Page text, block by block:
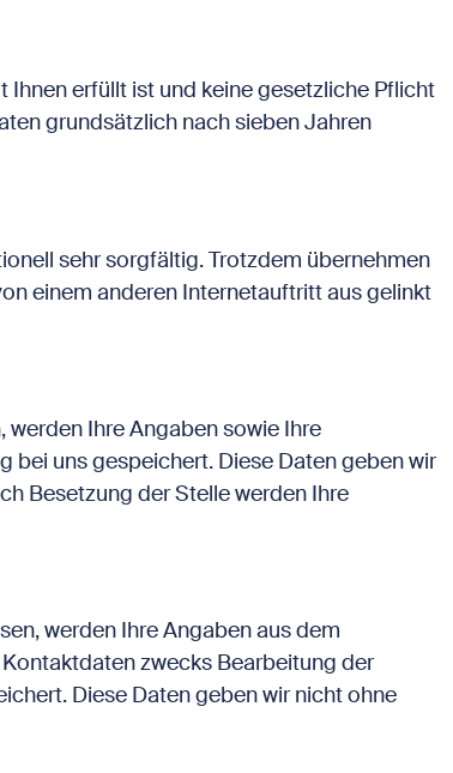
erfüllt ist und keine gesetzliche Pflicht
grundsätzlich nach sieben Jahren
sehr sorgfältig. Trotzdem übernehmen
einem anderen Internetauftritt aus gelinkt
Ihre Angaben sowie Ihre
bei uns gespeichert. Diese Daten geben wir
Besetzung der Stelle werden Ihre
werden Ihre Angaben aus dem
zwecks Bearbeitung der
Diese Daten geben wir nicht ohne